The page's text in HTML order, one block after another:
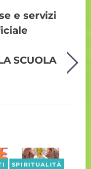
e servizi
SCUOLA
SPIRITUALITÀ